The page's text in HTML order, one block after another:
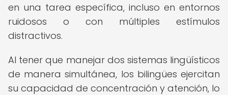
en una tarea específica, incluso en entornos
ruidosos o con múltiples estímulos
distractivos.
Al tener que manejar dos sistemas lingüísticos
de manera simultánea, los bilingües ejercitan
su capacidad de concentración y atención, lo